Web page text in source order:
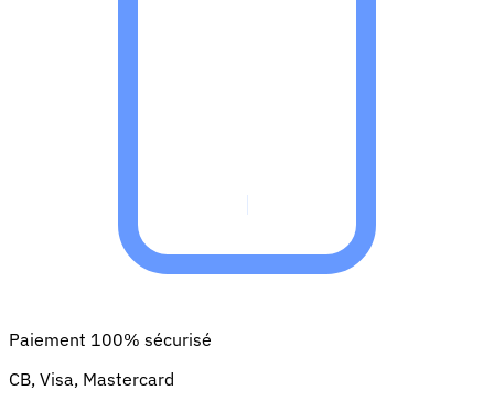
Paiement 100% sécurisé
CB, Visa, Mastercard